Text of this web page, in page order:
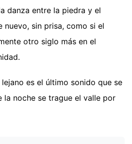
danza entre la piedra y el
nuevo, sin prisa, como si el
otro siglo más en el
es el último sonido que se
la noche se trague el valle por